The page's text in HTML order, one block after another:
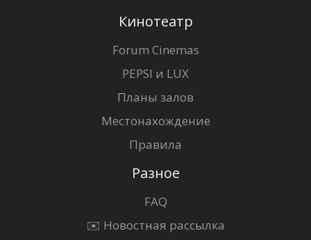
Кинотеатр
Forum Cinemas
PEPSI и LUX
Планы залов
Местонахождение
Правила
Разное
FAQ
✉️ Новостная рассылка